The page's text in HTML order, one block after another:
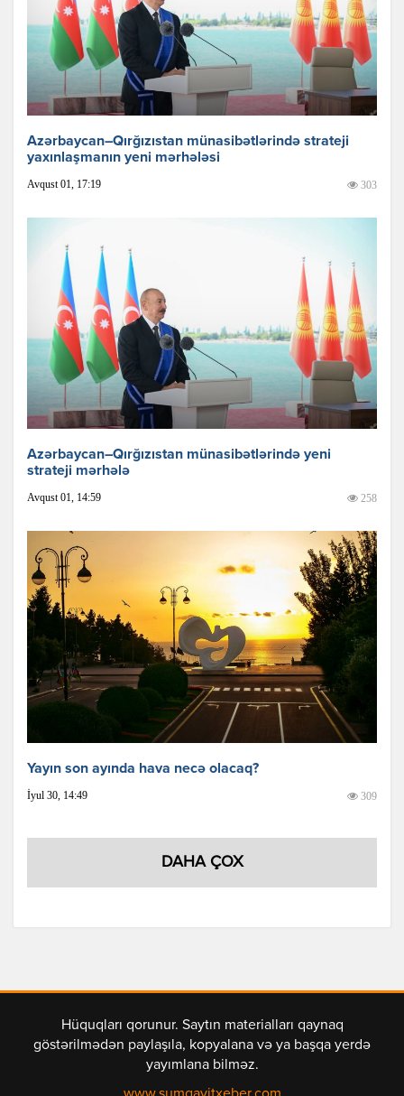
Azərbaycan–Qırğızıstan münasibətlərində strateji
yaxınlaşmanın yeni mərhələsi
Avqust 01, 17:19 303
Azərbaycan–Qırğızıstan münasibətlərində yeni
strateji mərhələ
Avqust 01, 14:59 258
Yayın son ayında hava necə olacaq?
İyul 30, 14:49 309
DAHA ÇOX
Hüquqları qorunur. Saytın materialları qaynaq
göstərilmədən paylaşıla, kopyalana və ya başqa yerdə
yayımlana bilməz.